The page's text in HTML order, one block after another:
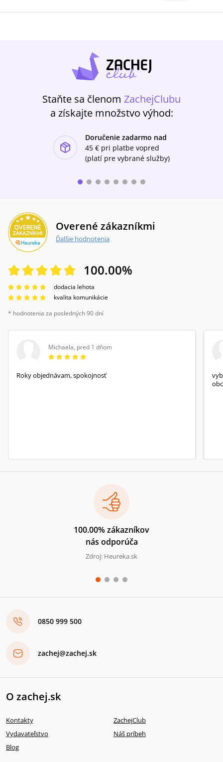
čítačke. Prajem veľa relaxu a zábavy!“ - Zuzka
Staňte sa členom ZachejClubu
a získajte množstvo výhod:
Doručenie zadarmo nad
45 € pri platbe vopred
(platí pre vybrané služby)
Overené zákazníkmi
Ďalšie hodnotenia
100.00%
dodacia lehota
kvalita komunikácie
* hodnotenia za posledných 90 dní
Michaela, pred 1 dňom
Roky objednávam, spokojnosť
100.00% zákazníkov
nás odporúča
Zdroj: Heureka.sk
0850 999 500
zachej@zachej.sk
O zachej.sk
Kontakty
ZachejClub
Vydavateľstvo
Náš príbeh
Blog